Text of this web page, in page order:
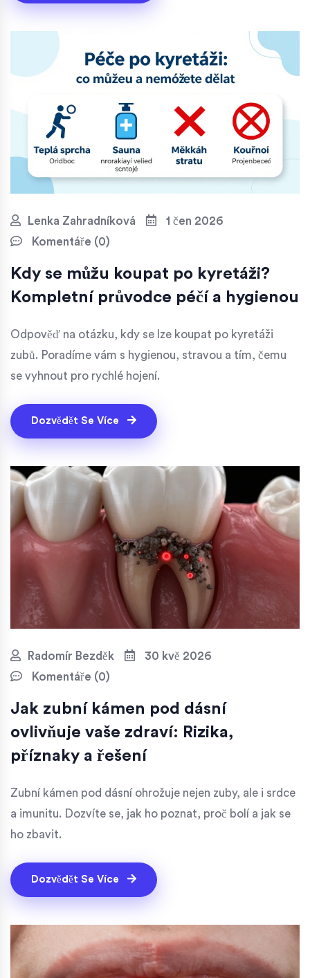
Lenka Zahradníková
1 čen 2026
Komentáře (0)
Kdy se můžu koupat po kyretáži?
Kompletní průvodce péčí a hygienou
Odpověď na otázku, kdy se lze koupat po kyretáži
zubů. Poradíme vám s hygienou, stravou a tím, čemu
se vyhnout pro rychlé hojení.
Dozvědět Se Více
Radomír Bezděk
30 kvě 2026
Komentáře (0)
Jak zubní kámen pod dásní
ovlivňuje vaše zdraví: Rizika,
příznaky a řešení
Zubní kámen pod dásní ohrožuje nejen zuby, ale i srdce
a imunitu. Dozvíte se, jak ho poznat, proč bolí a jak se
ho zbavit.
Dozvědět Se Více